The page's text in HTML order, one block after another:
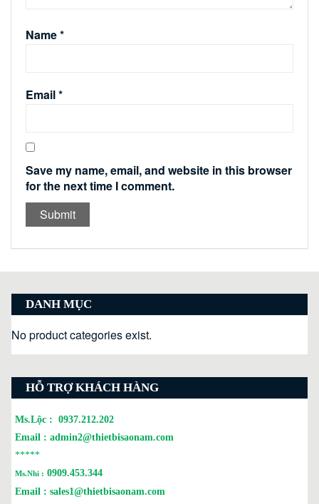
Name*
Email*
Save my name, email, and website in this browser
for the next time I comment.
DANH MỤC
No product categories exist.
HỖ TRỢ KHÁCH HÀNG
Ms.Lộc : 0937.212.202
Email : admin2@thietbisaonam.com
*****
Ms.Nhi : 0909.453.344
Email : sales1@thietbisaonam.com